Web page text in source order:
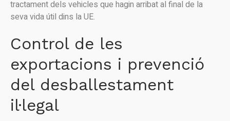
tractament dels vehicles que hagin arribat al final de la
seva vida útil dins la UE.
Control de les
exportacions i prevenció
del desballestament
il·legal